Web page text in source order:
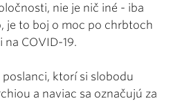
nie je nič iné - iba
je to boj o moc po chrbtoch
COVID-19.
ktorí si slobodu
a naviac sa označujú za